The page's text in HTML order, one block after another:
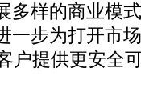
多样的商业模
一步为打开市
户提供更安全